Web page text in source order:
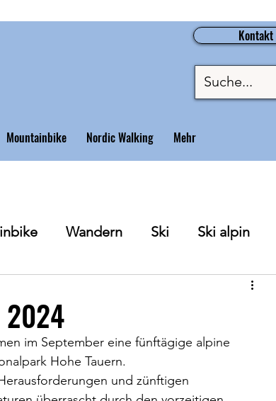
Kontakt
Mountainbike Nordic Walking Mehr
Wandern Ski Ski alpin
im September eine fünftägige alpine
Hohe Tauern.
und zünftigen